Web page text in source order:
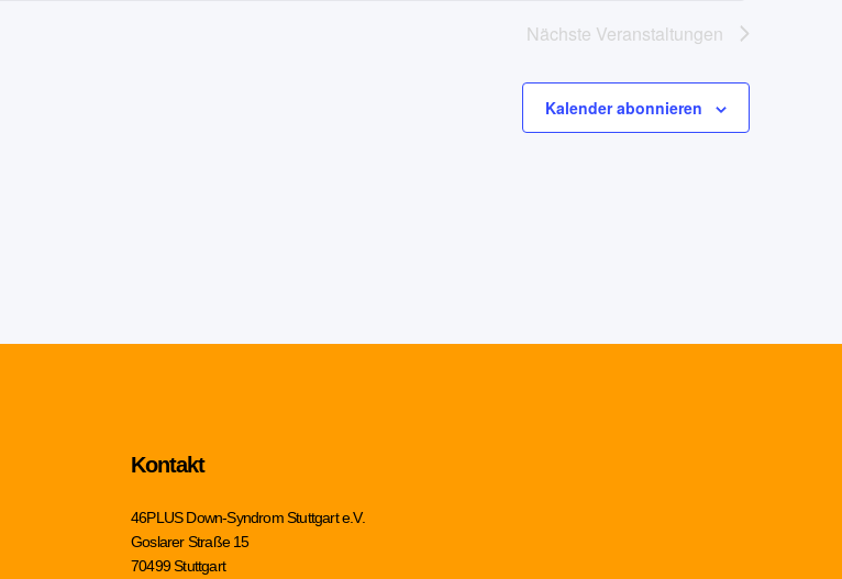
Nächste Veranstaltungen
Kalender abonnieren
Kontakt
46PLUS Down-Syndrom Stuttgart e.V.
Goslarer Straße 15
70499 Stuttgart